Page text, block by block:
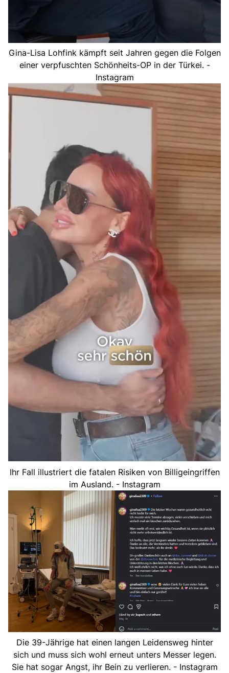
Gina-Lisa Lohfink kämpft seit Jahren gegen die Folgen
einer verpfuschten Schönheits-OP in der Türkei. -
Instagram
Ihr Fall illustriert die fatalen Risiken von Billigeingriffen
im Ausland. - Instagram
Die 39-Jährige hat einen langen Leidensweg hinter
sich und muss sich wohl erneut unters Messer legen.
Sie hat sogar Angst, ihr Bein zu verlieren. - Instagram